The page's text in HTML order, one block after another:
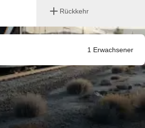
Rückkehr
1 Erwachsener